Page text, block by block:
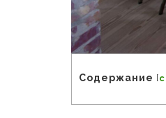
Содержание [